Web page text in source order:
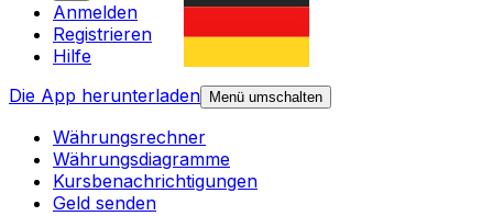
Anmelden
Registrieren
Hilfe
Die App herunterladen
Menü umschalten
Währungsrechner
Währungsdiagramme
Kursbenachrichtigungen
Geld senden